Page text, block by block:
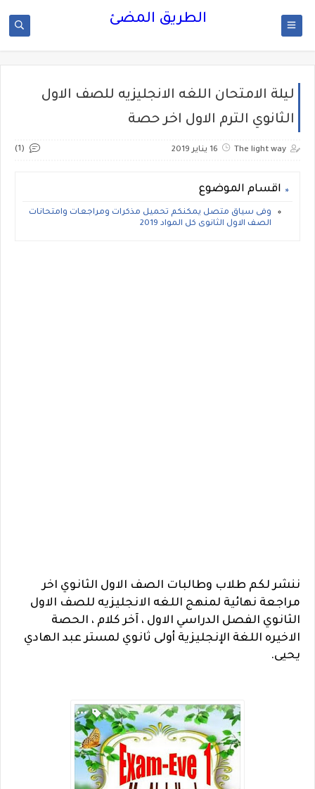
الطريق المضئ
ليلة الامتحان اللغه الانجليزيه للصف الاول
الثانوي الترم الاول اخر حصة
The light way 16 يناير 2019 (1)
اقسام الموضوع
وفى سياق متصل يمكنكم تحميل مذكرات ومراجعات وامتحانات
الصف الاول الثانوى كل المواد 2019
ننشر لكم طلاب وطالبات الصف الاول الثانوي اخر
مراجعة نهائية لمنهج اللغه الانجليزيه للصف الاول
الثانوي الفصل الدراسي الاول ، آخر كلام ، الحصة
الاخيره اللغة الإنجليزية أولى ثانوي لمستر عبد الهادي
يحيى.